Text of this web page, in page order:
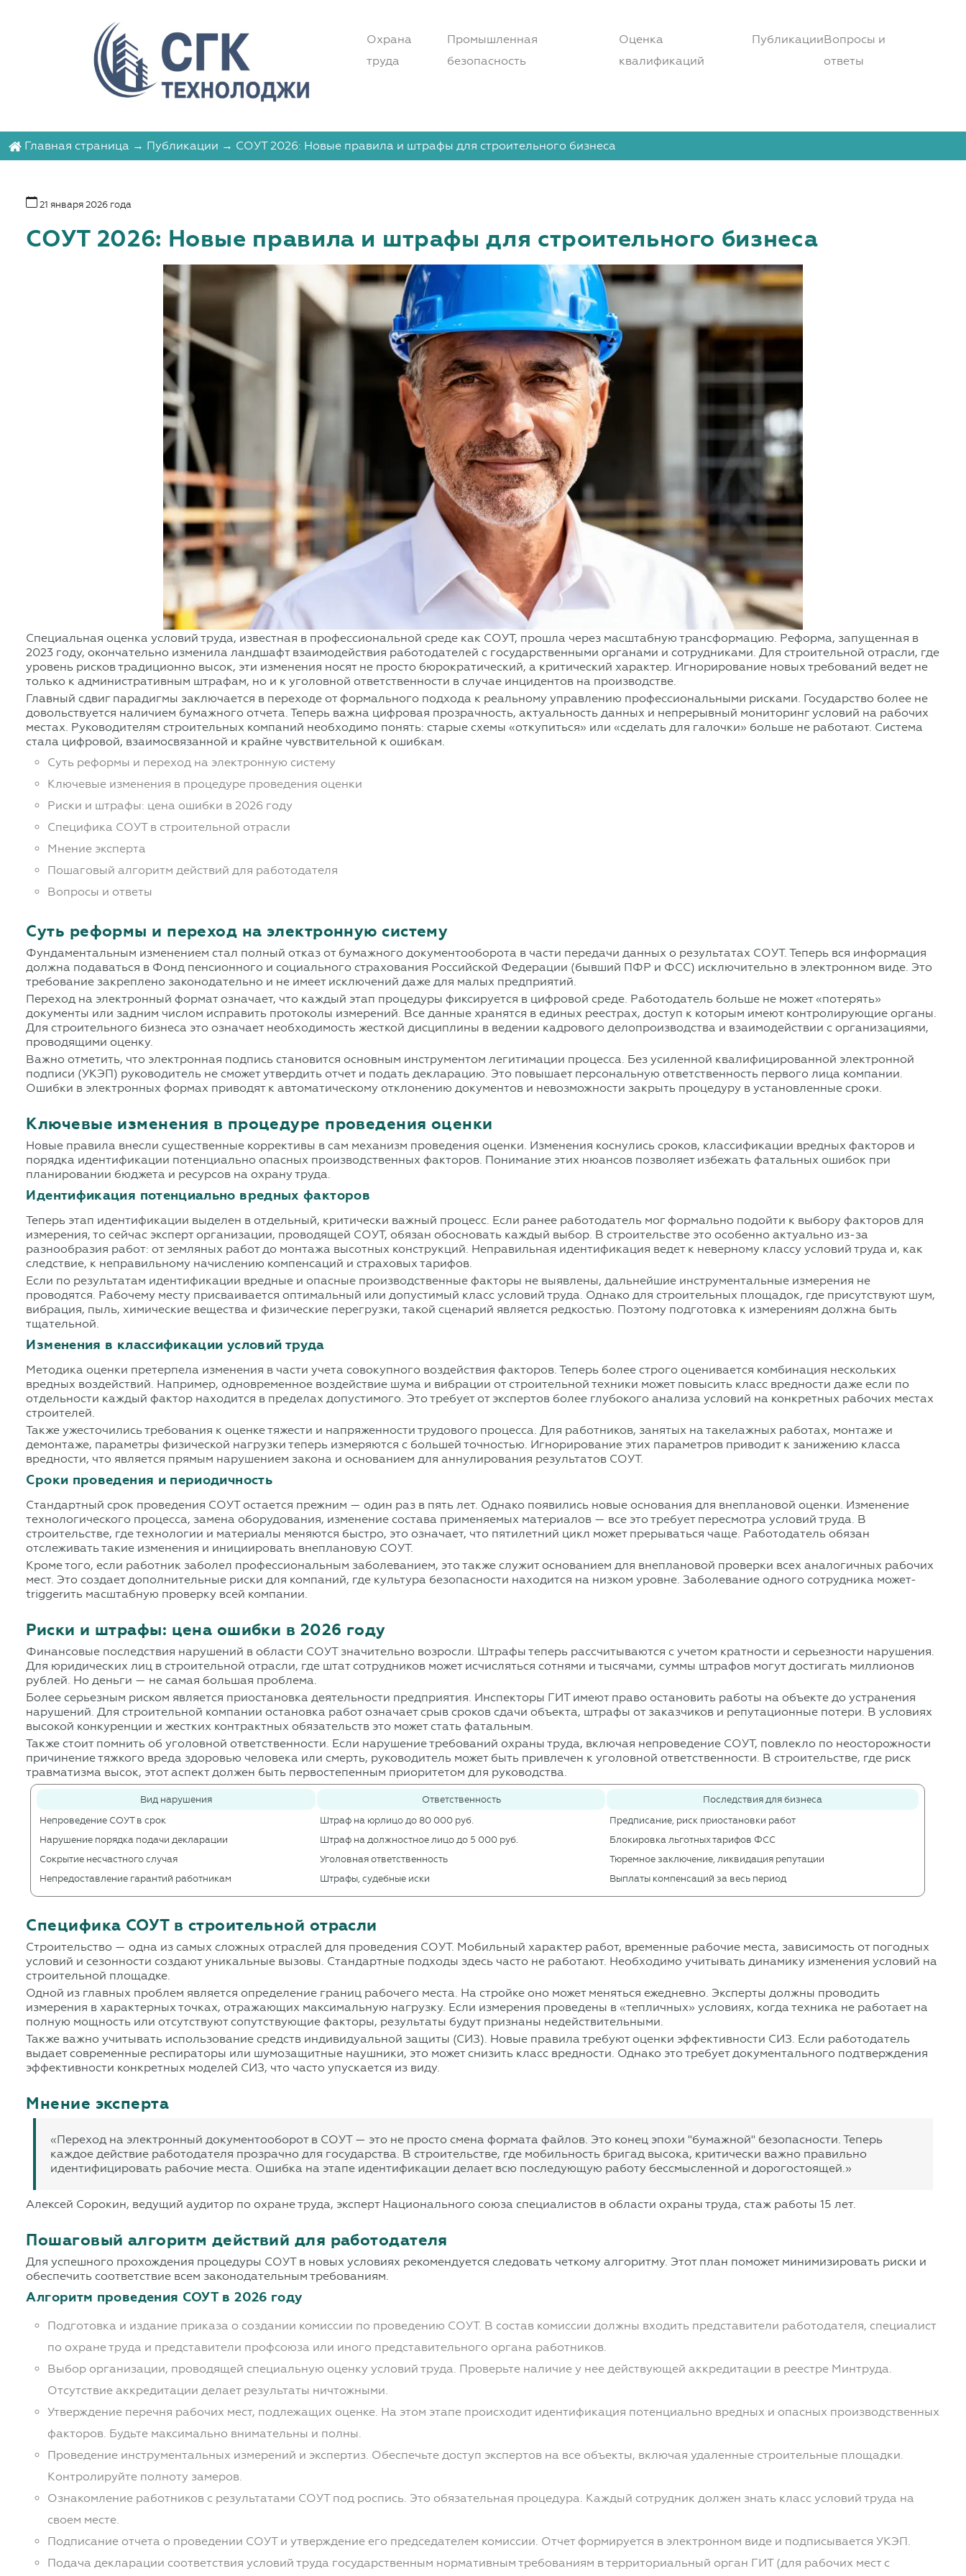
Охрана
труда
Промышленная
безопасность
Оценка
квалификаций
ПубликацииВопросы и
ответы
Главная страница → Публикации → СОУТ 2026: Новые правила и штрафы для строительного бизнеса
21 января 2026 года
СОУТ 2026: Новые правила и штрафы для строительного бизнеса
Специальная оценка условий труда, известная в профессиональной среде как СОУТ, прошла через масштабную трансформацию. Реформа, запущенная в
2023 году, окончательно изменила ландшафт взаимодействия работодателей с государственными органами и сотрудниками. Для строительной отрасли, где
уровень рисков традиционно высок, эти изменения носят не просто бюрократический, а критический характер. Игнорирование новых требований ведет не
только к административным штрафам, но и к уголовной ответственности в случае инцидентов на производстве.
Главный сдвиг парадигмы заключается в переходе от формального подхода к реальному управлению профессиональными рисками. Государство более не
довольствуется наличием бумажного отчета. Теперь важна цифровая прозрачность, актуальность данных и непрерывный мониторинг условий на рабочих
местах. Руководителям строительных компаний необходимо понять: старые схемы «откупиться» или «сделать для галочки» больше не работают. Система
стала цифровой, взаимосвязанной и крайне чувствительной к ошибкам.
Суть реформы и переход на электронную систему
Ключевые изменения в процедуре проведения оценки
Риски и штрафы: цена ошибки в 2026 году
Специфика СОУТ в строительной отрасли
Мнение эксперта
Пошаговый алгоритм действий для работодателя
Вопросы и ответы
Суть реформы и переход на электронную систему
Фундаментальным изменением стал полный отказ от бумажного документооборота в части передачи данных о результатах СОУТ. Теперь вся информация
должна подаваться в Фонд пенсионного и социального страхования Российской Федерации (бывший ПФР и ФСС) исключительно в электронном виде. Это
требование закреплено законодательно и не имеет исключений даже для малых предприятий.
Переход на электронный формат означает, что каждый этап процедуры фиксируется в цифровой среде. Работодатель больше не может «потерять»
документы или задним числом исправить протоколы измерений. Все данные хранятся в единых реестрах, доступ к которым имеют контролирующие органы.
Для строительного бизнеса это означает необходимость жесткой дисциплины в ведении кадрового делопроизводства и взаимодействии с организациями,
проводящими оценку.
Важно отметить, что электронная подпись становится основным инструментом легитимации процесса. Без усиленной квалифицированной электронной
подписи (УКЭП) руководитель не сможет утвердить отчет и подать декларацию. Это повышает персональную ответственность первого лица компании.
Ошибки в электронных формах приводят к автоматическому отклонению документов и невозможности закрыть процедуру в установленные сроки.
Ключевые изменения в процедуре проведения оценки
Новые правила внесли существенные коррективы в сам механизм проведения оценки. Изменения коснулись сроков, классификации вредных факторов и
порядка идентификации потенциально опасных производственных факторов. Понимание этих нюансов позволяет избежать фатальных ошибок при
планировании бюджета и ресурсов на охрану труда.
Идентификация потенциально вредных факторов
Теперь этап идентификации выделен в отдельный, критически важный процесс. Если ранее работодатель мог формально подойти к выбору факторов для
измерения, то сейчас эксперт организации, проводящей СОУТ, обязан обосновать каждый выбор. В строительстве это особенно актуально из-за
разнообразия работ: от земляных работ до монтажа высотных конструкций. Неправильная идентификация ведет к неверному классу условий труда и, как
следствие, к неправильному начислению компенсаций и страховых тарифов.
Если по результатам идентификации вредные и опасные производственные факторы не выявлены, дальнейшие инструментальные измерения не
проводятся. Рабочему месту присваивается оптимальный или допустимый класс условий труда. Однако для строительных площадок, где присутствуют шум,
вибрация, пыль, химические вещества и физические перегрузки, такой сценарий является редкостью. Поэтому подготовка к измерениям должна быть
тщательной.
Изменения в классификации условий труда
Методика оценки претерпела изменения в части учета совокупного воздействия факторов. Теперь более строго оценивается комбинация нескольких
вредных воздействий. Например, одновременное воздействие шума и вибрации от строительной техники может повысить класс вредности даже если по
отдельности каждый фактор находится в пределах допустимого. Это требует от экспертов более глубокого анализа условий на конкретных рабочих местах
строителей.
Также ужесточились требования к оценке тяжести и напряженности трудового процесса. Для работников, занятых на такелажных работах, монтаже и
демонтаже, параметры физической нагрузки теперь измеряются с большей точностью. Игнорирование этих параметров приводит к занижению класса
вредности, что является прямым нарушением закона и основанием для аннулирования результатов СОУТ.
Сроки проведения и периодичность
Стандартный срок проведения СОУТ остается прежним — один раз в пять лет. Однако появились новые основания для внеплановой оценки. Изменение
технологического процесса, замена оборудования, изменение состава применяемых материалов — все это требует пересмотра условий труда. В
строительстве, где технологии и материалы меняются быстро, это означает, что пятилетний цикл может прерываться чаще. Работодатель обязан
отслеживать такие изменения и инициировать внеплановую СОУТ.
Кроме того, если работник заболел профессиональным заболеванием, это также служит основанием для внеплановой проверки всех аналогичных рабочих
мест. Это создает дополнительные риски для компаний, где культура безопасности находится на низком уровне. Заболевание одного сотрудника может-
triggerить масштабную проверку всей компании.
Риски и штрафы: цена ошибки в 2026 году
Финансовые последствия нарушений в области СОУТ значительно возросли. Штрафы теперь рассчитываются с учетом кратности и серьезности нарушения.
Для юридических лиц в строительной отрасли, где штат сотрудников может исчисляться сотнями и тысячами, суммы штрафов могут достигать миллионов
рублей. Но деньги — не самая большая проблема.
Более серьезным риском является приостановка деятельности предприятия. Инспекторы ГИТ имеют право остановить работы на объекте до устранения
нарушений. Для строительной компании остановка работ означает срыв сроков сдачи объекта, штрафы от заказчиков и репутационные потери. В условиях
высокой конкуренции и жестких контрактных обязательств это может стать фатальным.
Также стоит помнить об уголовной ответственности. Если нарушение требований охраны труда, включая непроведение СОУТ, повлекло по неосторожности
причинение тяжкого вреда здоровью человека или смерть, руководитель может быть привлечен к уголовной ответственности. В строительстве, где риск
травматизма высок, этот аспект должен быть первостепенным приоритетом для руководства.
Вид нарушения Ответственность
Последствия для бизнеса
Непроведение СОУТ в срок
Штраф на юрлицо до 80 000 руб.
Предписание, риск приостановки работ
Нарушение порядка подачи декларации
Штраф на должностное лицо до 5 000 руб.
Блокировка льготных тарифов ФСС
Сокрытие несчастного случая
Уголовная ответственность
Тюремное заключение, ликвидация репутации
Непредоставление гарантий работникам
Штрафы, судебные иски Выплаты компенсаций за весь период
Специфика СОУТ в строительной отрасли
Строительство — одна из самых сложных отраслей для проведения СОУТ. Мобильный характер работ, временные рабочие места, зависимость от погодных
условий и сезонности создают уникальные вызовы. Стандартные подходы здесь часто не работают. Необходимо учитывать динамику изменения условий на
строительной площадке.
Одной из главных проблем является определение границ рабочего места. На стройке оно может меняться ежедневно. Эксперты должны проводить
измерения в характерных точках, отражающих максимальную нагрузку. Если измерения проведены в «тепличных» условиях, когда техника не работает на
полную мощность или отсутствуют сопутствующие факторы, результаты будут признаны недействительными.
Также важно учитывать использование средств индивидуальной защиты (СИЗ). Новые правила требуют оценки эффективности СИЗ. Если работодатель
выдает современные респираторы или шумозащитные наушники, это может снизить класс вредности. Однако это требует документального подтверждения
эффективности конкретных моделей СИЗ, что часто упускается из виду.
Мнение эксперта
«Переход на электронный документооборот в СОУТ — это не просто смена формата файлов. Это конец эпохи "бумажной" безопасности. Теперь
каждое действие работодателя прозрачно для государства. В строительстве, где мобильность бригад высока, критически важно правильно
идентифицировать рабочие места. Ошибка на этапе идентификации делает всю последующую работу бессмысленной и дорогостоящей.»
Алексей Сорокин, ведущий аудитор по охране труда, эксперт Национального союза специалистов в области охраны труда, стаж работы 15 лет.
Пошаговый алгоритм действий для работодателя
Для успешного прохождения процедуры СОУТ в новых условиях рекомендуется следовать четкому алгоритму. Этот план поможет минимизировать риски и
обеспечить соответствие всем законодательным требованиям.
Алгоритм проведения СОУТ в 2026 году
Подготовка и издание приказа о создании комиссии по проведению СОУТ. В состав комиссии должны входить представители работодателя, специалист
по охране труда и представители профсоюза или иного представительного органа работников.
Выбор организации, проводящей специальную оценку условий труда. Проверьте наличие у нее действующей аккредитации в реестре Минтруда.
Отсутствие аккредитации делает результаты ничтожными.
Утверждение перечня рабочих мест, подлежащих оценке. На этом этапе происходит идентификация потенциально вредных и опасных производственных
факторов. Будьте максимально внимательны и полны.
Проведение инструментальных измерений и экспертиз. Обеспечьте доступ экспертов на все объекты, включая удаленные строительные площадки.
Контролируйте полноту замеров.
Ознакомление работников с результатами СОУТ под роспись. Это обязательная процедура. Каждый сотрудник должен знать класс условий труда на
своем месте.
Подписание отчета о проведении СОУТ и утверждение его председателем комиссии. Отчет формируется в электронном виде и подписывается УКЭП.
Подача декларации соответствия условий труда государственным нормативным требованиям в территориальный орган ГИТ (для рабочих мест с